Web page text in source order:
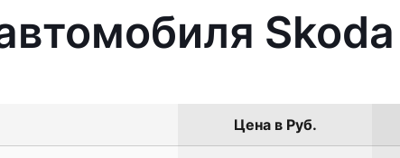
Цена в Руб.